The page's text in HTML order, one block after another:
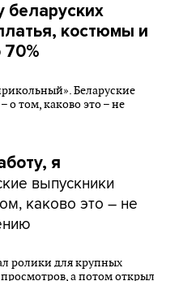
беларуских
костюмы и
я
выпускники
каково это – не